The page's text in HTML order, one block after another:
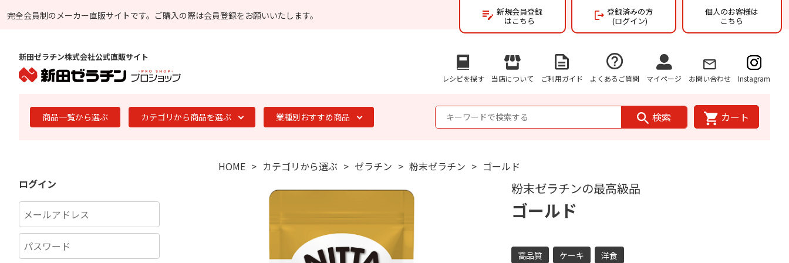
完全会員制のメーカー直販サイトです。 ご購入の際は会員登録をお願いいたします。
新規会員登録
はこちら
登録済みの方
(ログイン)
個人のお客様は
こちら
新田ゼラチン株式会社公式直販サイト
レシピを探す 当店について ご利用ガイド よくあるご質問 マイページ お問い合わせ Instagram
商品一覧から選ぶ カテゴリから商品を選ぶ 業種別おすすめ商品 検索 カート
ログイン
HOME カテゴリから選ぶ ゼラチン 粉末ゼラチン ゴールド
粉末ゼラチンの最高級品
ゴールド
高品質 ケーキ 洋食